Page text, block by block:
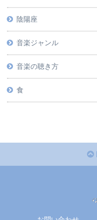
陰陽座
音楽ジャンル
音楽の聴き方
食